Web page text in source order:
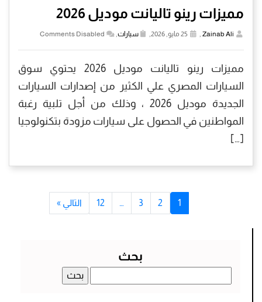
مميزات رينو تاليانت موديل 2026
Zainab Ali سيارات Comments Disabled
مميزات رينو تاليانت موديل 2026 يحتوي سوق
السيارات المصري علي الكثير من إصدارات السيارات
الجديدة موديل 2026 ، وذلك من أجل تلبية رغبة
المواطنين في الحصول على سيارات مزودة بتكنولوجيا
[…]
1
2
3
…
12 التالي »
بحث
عن: